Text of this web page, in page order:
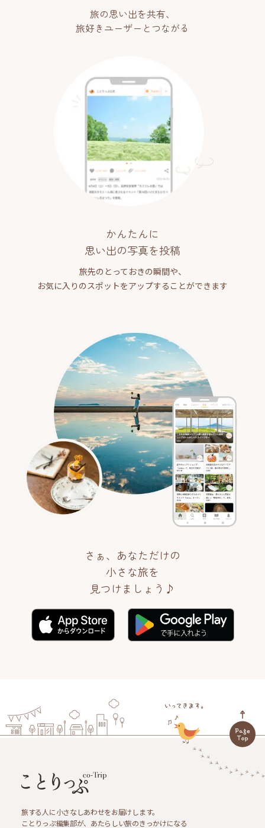
旅の思い出を共有、
旅好きユーザーとつながる
かんたんに
思い出の写真を投稿
旅先のとっておきの瞬間や、
お気に入りのスポットをアップすることができます
さぁ、あなただけの
小さな旅を
見つけましょう♪
旅する人に小さなしあわせをお届けします。
ことりっぷ編集部が、あたらしい旅のきっかけになる